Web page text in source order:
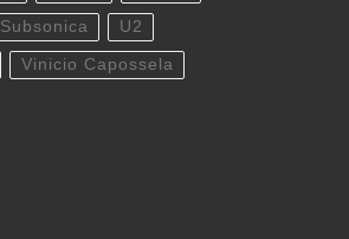
Subsonica U2
Vinicio Capossela